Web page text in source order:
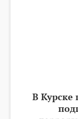
В Курске